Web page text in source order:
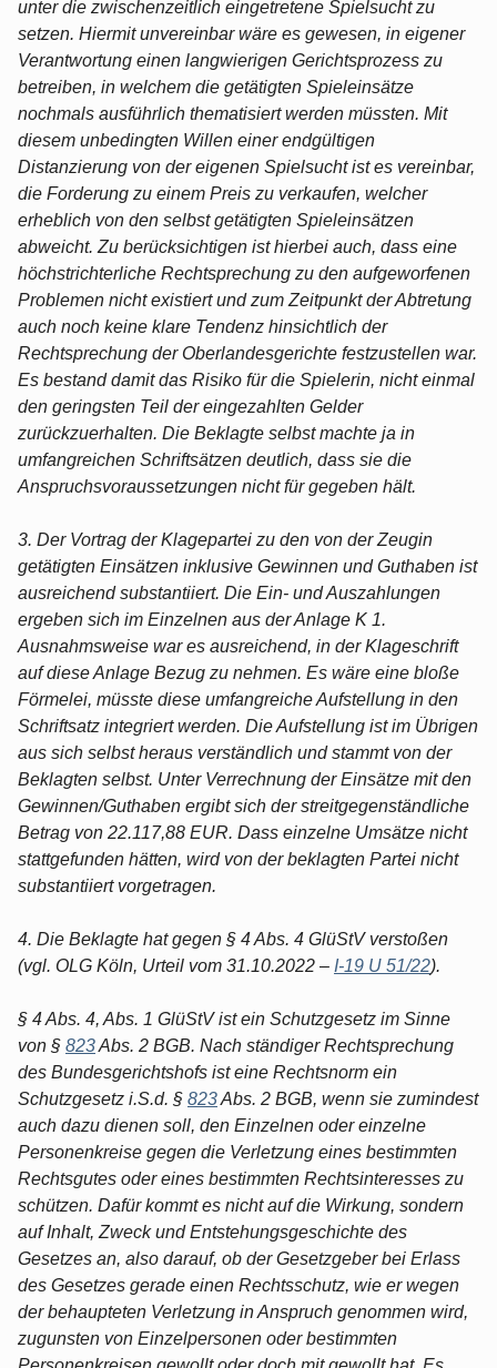
unter die zwischenzeitlich eingetretene Spielsucht zu
setzen. Hiermit unvereinbar wäre es gewesen, in eigener
Verantwortung einen langwierigen Gerichtsprozess zu
betreiben, in welchem die getätigten Spieleinsätze
nochmals ausführlich thematisiert werden müssten. Mit
diesem unbedingten Willen einer endgültigen
Distanzierung von der eigenen Spielsucht ist es vereinbar,
die Forderung zu einem Preis zu verkaufen, welcher
erheblich von den selbst getätigten Spieleinsätzen
abweicht. Zu berücksichtigen ist hierbei auch, dass eine
höchstrichterliche Rechtsprechung zu den aufgeworfenen
Problemen nicht existiert und zum Zeitpunkt der Abtretung
auch noch keine klare Tendenz hinsichtlich der
Rechtsprechung der Oberlandesgerichte festzustellen war.
Es bestand damit das Risiko für die Spielerin, nicht einmal
den geringsten Teil der eingezahlten Gelder
zurückzuerhalten. Die Beklagte selbst machte ja in
umfangreichen Schriftsätzen deutlich, dass sie die
Anspruchsvoraussetzungen nicht für gegeben hält.
3. Der Vortrag der Klagepartei zu den von der Zeugin
getätigten Einsätzen inklusive Gewinnen und Guthaben ist
ausreichend substantiiert. Die Ein- und Auszahlungen
ergeben sich im Einzelnen aus der Anlage K 1.
Ausnahmsweise war es ausreichend, in der Klageschrift
auf diese Anlage Bezug zu nehmen. Es wäre eine bloße
Förmelei, müsste diese umfangreiche Aufstellung in den
Schriftsatz integriert werden. Die Aufstellung ist im Übrigen
aus sich selbst heraus verständlich und stammt von der
Beklagten selbst. Unter Verrechnung der Einsätze mit den
Gewinnen/Guthaben ergibt sich der streitgegenständliche
Betrag von 22.117,88 EUR. Dass einzelne Umsätze nicht
stattgefunden hätten, wird von der beklagten Partei nicht
substantiiert vorgetragen.
4. Die Beklagte hat gegen § 4 Abs. 4 GlüStV verstoßen
(vgl. OLG Köln, Urteil vom 31.10.2022 – I-19 U 51/22).
§ 4 Abs. 4, Abs. 1 GlüStV ist ein Schutzgesetz im Sinne
von § 823Abs. 2 BGB. Nach ständiger Rechtsprechung
des Bundesgerichtshofs ist eine Rechtsnorm ein
Schutzgesetz i.S.d. § 823Abs. 2 BGB, wenn sie zumindest
auch dazu dienen soll, den Einzelnen oder einzelne
Personenkreise gegen die Verletzung eines bestimmten
Rechtsgutes oder eines bestimmten Rechtsinteresses zu
schützen. Dafür kommt es nicht auf die Wirkung, sondern
auf Inhalt, Zweck und Entstehungsgeschichte des
Gesetzes an, also darauf, ob der Gesetzgeber bei Erlass
des Gesetzes gerade einen Rechtsschutz, wie er wegen
der behaupteten Verletzung in Anspruch genommen wird,
zugunsten von Einzelpersonen oder bestimmten